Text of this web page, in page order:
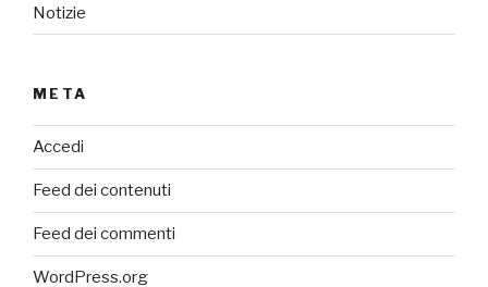
Notizie
META
Accedi
Feed dei contenuti
Feed dei commenti
WordPress.org